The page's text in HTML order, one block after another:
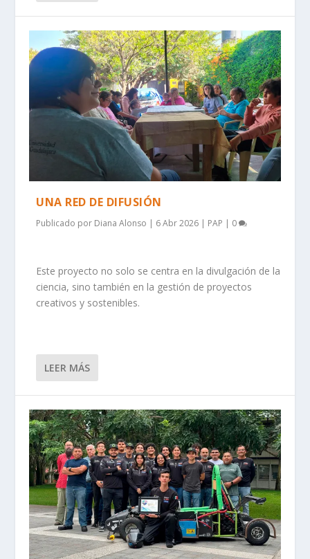
UNA RED DE DIFUSIÓN
Publicado por Diana Alonso | 6 Abr 2026 | PAP | 0
Este proyecto no solo se centra en la divulgación de la
ciencia, sino también en la gestión de proyectos
creativos y sostenibles.
LEER MÁS